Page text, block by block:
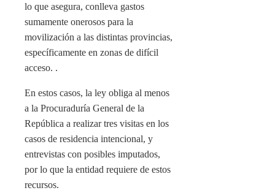
lo que asegura, conlleva gastos
sumamente onerosos para la
movilización a las distintas provincias,
específicamente en zonas de difícil
acceso. .
En estos casos, la ley obliga al menos
a la Procuraduría General de la
República a realizar tres visitas en los
casos de residencia intencional, y
entrevistas con posibles imputados,
por lo que la entidad requiere de estos
recursos.